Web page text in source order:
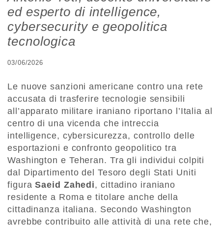
ed esperto di intelligence,
cybersecurity e geopolitica
tecnologica
03/06/2026
Le nuove sanzioni americane contro una rete
accusata di trasferire tecnologie sensibili
all’apparato militare iraniano riportano l’Italia al
centro di una vicenda che intreccia
intelligence, cybersicurezza, controllo delle
esportazioni e confronto geopolitico tra
Washington e Teheran. Tra gli individui colpiti
dal Dipartimento del Tesoro degli Stati Uniti
figuraSaeid Zahedi, cittadino iraniano
residente a Roma e titolare anche della
cittadinanza italiana. Secondo Washington
avrebbe contribuito alle attività di una rete che,